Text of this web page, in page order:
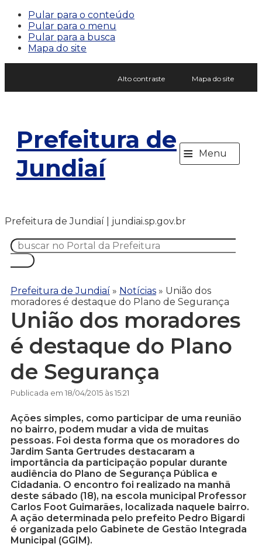
Pular para o conteúdo
Pular para o menu
Pular para a busca
Mapa do site
Alto contraste Mapa do site
Prefeitura de
Jundiaí
≡ Menu
Prefeitura de Jundiaí | jundiai.sp.gov.br
Prefeitura de Jundiaí » Notícias » União dos
moradores é destaque do Plano de Segurança
União dos moradores
é destaque do Plano
de Segurança
Publicada em 18/04/2015 às 15:21
Ações simples, como participar de uma reunião
no bairro, podem mudar a vida de muitas
pessoas. Foi desta forma que os moradores do
Jardim Santa Gertrudes destacaram a
importância da participação popular durante
audiência do Plano de Segurança Pública e
Cidadania. O encontro foi realizado na manhã
deste sábado (18), na escola municipal Professor
Carlos Foot Guimarães, localizada naquele bairro.
A ação determinada pelo prefeito Pedro Bigardi
é organizada pelo Gabinete de Gestão Integrada
Municipal (GGIM).